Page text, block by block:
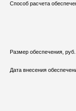
Способ расчета
Размер обеспечения,
Дата внесения